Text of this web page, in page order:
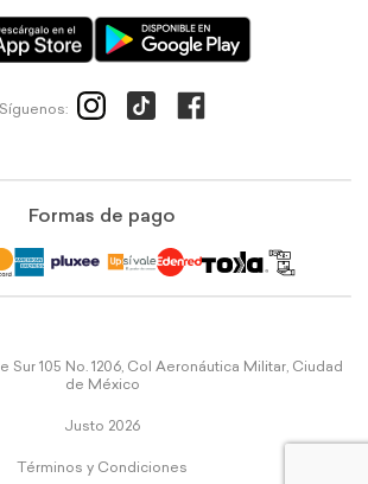
Síguenos:
Formas de pago
Sur 105 No. 1206, Col Aeronáutica Militar, Ciudad
de México
Justo 2026
Términos y Condiciones